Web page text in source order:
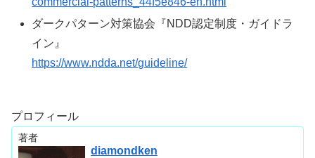
ダークパターン対策協会『NDD認定制度・ガイドラ
イン』
https://www.ndda.net/guideline/
プロフィール
著者
diamondken